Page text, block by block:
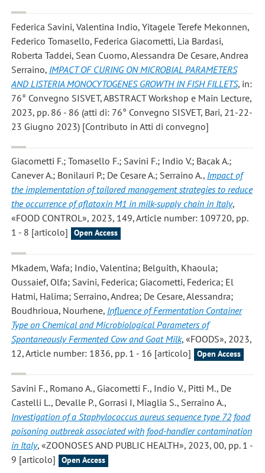
Federica Savini, Valentina Indio, Yitagele Terefe Mekonnen,
Federico Tomasello, Federica Giacometti, Lia Bardasi,
Roberta Taddei, Sean Cuomo, Alessandra De Cesare, Andrea
Serraino, IMPACT OF CURING ON MICROBIAL PARAMETERS
AND LISTERIA MONOCYTOGENES GROWTH IN FISH FILLETS, in:
76° Convegno SISVET, ABSTRACT Workshop e Main Lecture,
2023, pp. 86 - 86 (atti di: 76° Convegno SISVET, Bari, 21-22-
23 Giugno 2023) [Contributo in Atti di convegno]
Giacometti F.; Tomasello F.; Savini F.; Indio V.; Bacak A.;
Canever A.; Bonilauri P.; De Cesare A.; Serraino A., Impact of
the implementation of tailored management strategies to reduce
the occurrence of aflatoxin M1 in milk-supply chain in Italy,
«FOOD CONTROL», 2023, 149, Article number: 109720, pp.
1 - 8 [articolo]
Open Access
Mkadem, Wafa; Indio, Valentina; Belguith, Khaoula;
Oussaief, Olfa; Savini, Federica; Giacometti, Federica; El
Hatmi, Halima; Serraino, Andrea; De Cesare, Alessandra;
Boudhrioua, Nourhene, Influence of Fermentation Container
Type on Chemical and Microbiological Parameters of
Spontaneously Fermented Cow and Goat Milk, «FOODS», 2023,
12, Article number: 1836, pp. 1 - 16 [articolo]
Open Access
Savini F., Romano A., Giacometti F., Indio V., Pitti M., De
Castelli L., Devalle P., Gorrasi I, Miaglia S., Serraino A.,
Investigation of a Staphylococcus aureus sequence type 72 food
poisoning outbreak associated with food-handler contamination
in Italy, «ZOONOSES AND PUBLIC HEALTH», 2023, 00, pp. 1 -
9 [articolo]
Open Access